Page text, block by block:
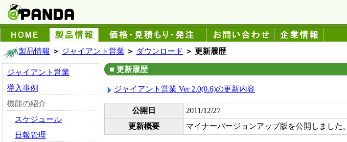
製品情報 ＞ ジャイアント営業 ＞ ダウンロード ＞ 更新履歴
ジャイアント営業
導入事例
機能の紹介
スケジュール
日報管理
■ 更新履歴
ジャイアント営業 Ver 2.0(0.6)の更新内容
公開日
2011/12/27
更新概要
マイナーバージョンアップ版を公開しました。